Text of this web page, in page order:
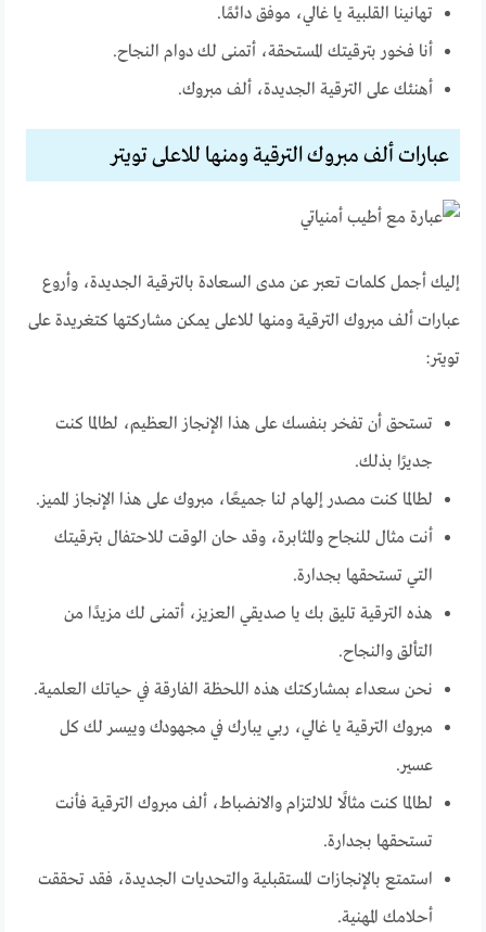
تهانينا القلبية يا غالي، موفق دائمًا.
أنا فخور بترقيتك المستحقة، أتمنى لك دوام النجاح.
أهنئك على الترقية الجديدة، ألف مبروك.
عبارات ألف مبروك الترقية ومنها للاعلى تويتر
إليك أجمل كلمات تعبر عن مدى السعادة بالترقية الجديدة، وأروع
عبارات ألف مبروك الترقية ومنها للاعلى يمكن مشاركتها كتغريدة على
تويتر:
تستحق أن تفخر بنفسك على هذا الإنجاز العظيم، لطالما كنت
جديرًا بذلك.
لطالما كنت مصدر إلهام لنا جميعًا، مبروك على هذا الإنجاز المميز.
أنت مثال للنجاح والمثابرة، وقد حان الوقت للاحتفال بترقيتك
التي تستحقها بجدارة.
هذه الترقية تليق بك يا صديقي العزيز، أتمنى لك مزيدًا من
التألق والنجاح.
نحن سعداء بمشاركتك هذه اللحظة الفارقة في حياتك العلمية.
مبروك الترقية يا غالي، ربي يبارك في مجهودك وييسر لك كل
عسير.
لطالما كنت مثالًا للالتزام والانضباط، ألف مبروك الترقية فأنت
تستحقها بجدارة.
استمتع بالإنجازات المستقبلية والتحديات الجديدة، فقد تحققت
أحلامك المهنية.